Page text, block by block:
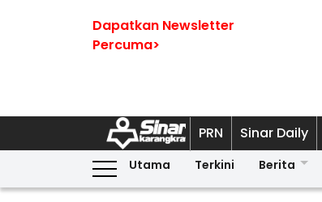
Dapatkan Newsletter
Percuma>
PRN Sinar Daily
Utama Terkini Berita